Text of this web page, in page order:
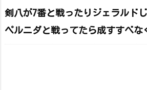
剣八が7番と戦ったりジェラルド
ペルニダと戦ってたら成すすべな